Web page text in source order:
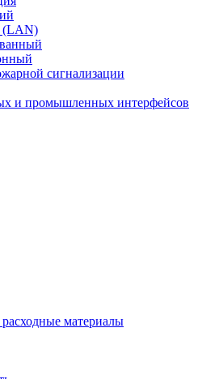
(LAN)
сигнализации
и промышленных интерфейсов
материалы